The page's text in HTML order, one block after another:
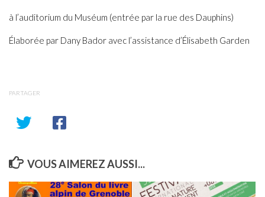
à l’auditorium du Muséum (entrée par la rue des Dauphins)
Élaborée par Dany Bador avec l’assistance d’Élisabeth Garden
PARTAGER
VOUS AIMEREZ AUSSI...